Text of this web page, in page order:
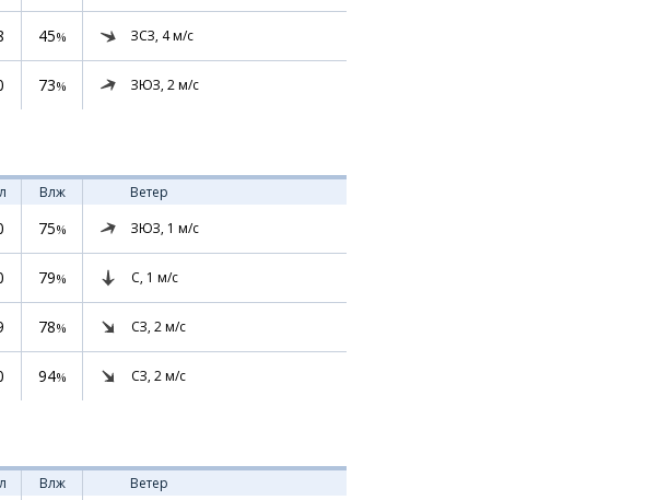
45% ЗСЗ, 4м/с
73% ЗЮЗ, 2м/с
Влж
Ветер
75% ЗЮЗ, 1 м/с
79% С, 1 м/с
78% СЗ, 2м/с
94% СЗ, 2м/с
Влж
Ветер